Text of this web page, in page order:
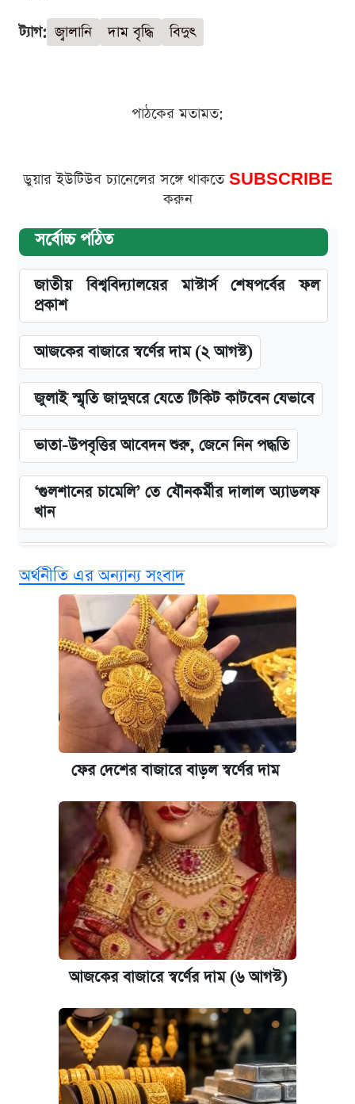
ট্যাগ: জ্বালানি দাম বৃদ্ধি বিদুৎ
পাঠকের মতামত:
ডুয়ার ইউটিউব চ্যানেলের সঙ্গে থাকতে SUBSCRIBE
করুন
সর্বোচ্চ পঠিত
জাতীয় বিশ্ববিদ্যালয়ের মাস্টার্স শেষপর্বের ফল
প্রকাশ
আজকের বাজারে স্বর্ণের দাম (২ আগস্ট)
জুলাই স্মৃতি জাদুঘরে যেতে টিকিট কাটবেন যেভাবে
ভাতা-উপবৃত্তির আবেদন শুরু, জেনে নিন পদ্ধতি
‘গুলশানের চামেলি’ তে যৌনকর্মীর দালাল অ্যাডলফ
খান
দাম ও ফিচার
কবে শুরু হচ্ছে ঢাবির ভর্তি আবেদন, জানাল কর্তৃপক্ষ
নবম জাতীয় পে-স্কেল নিয়ে সর্বশেষ যা জানা গেল
আজকের বাজারে স্বর্ণ-রুপার দাম (৫ আগস্ট)
কবে হবে মেডিকেল ভর্তি পরীক্ষা, জানা গেল যা
আজকের বাজারে স্বর্ণের দাম (৪ আগস্ট)
পাঁচ দপ্তরে নতুন সচিব নিয়োগ দিল সরকার
রাষ্ট্রবিরোধী কর্মকাণ্ড: ঢাবির কয়েকজন শিক্ষকের
বিরুদ্ধে ব্যবস্থা
আজকের বাজারে স্বর্ণের দাম (৬ আগস্ট)
কেমব্রিজ বিশ্ববিদ্যালয়ের এমবিএ স্কলারশিপে
আবেদন শুরু
অর্থনীতি এর অন্যান্য সংবাদ
ফের দেশের বাজারে বাড়ল স্বর্ণের দাম
আজকের বাজারে স্বর্ণের দাম (৬ আগস্ট)